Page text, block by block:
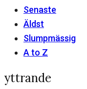
Senaste
Äldst
Slumpmässig
A to Z
yttrande